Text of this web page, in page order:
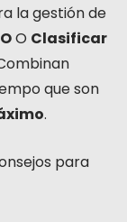
la gestión de
O Clasificar
que son
.
para